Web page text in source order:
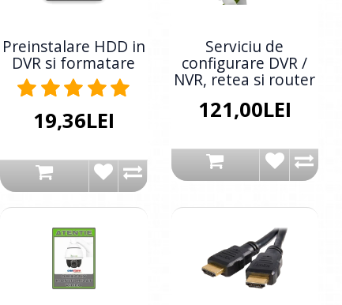
Preinstalare HDD in
DVR si formatare
19,36LEI
Serviciu de
configurare DVR /
NVR, retea si router
121,00LEI